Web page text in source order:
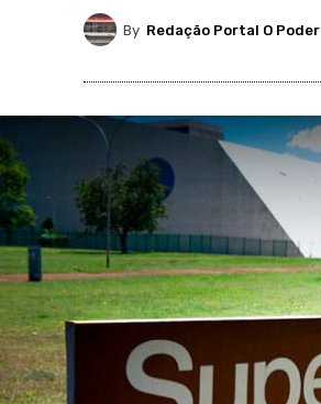
By Redação Portal O Poder